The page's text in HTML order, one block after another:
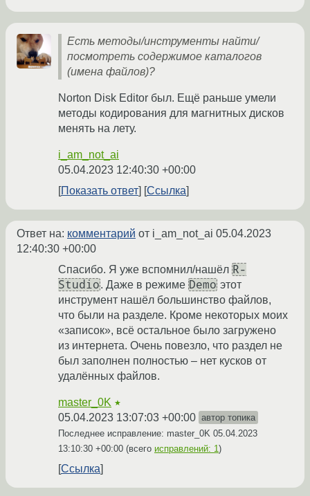
Есть методы/инструменты найти/
посмотреть содержимое каталогов
(имена файлов)?
Norton Disk Editor был. Ещё раньше умели
методы кодирования для магнитных дисков
менять на лету.
i_am_not_ai
05.04.2023 12:40:30 +00:00
Показать ответ
Ссылка
Ответ на: комментарий от i_am_not_ai 05.04.2023
12:40:30 +00:00
Спасибо. Я уже вспомнил/нашёл R-
Studio. Даже в режиме Demo этот
инструмент нашёл большинство файлов,
что были на разделе. Кроме некоторых моих
«записок», всё остальное было загружено
из интернета. Очень повезло, что раздел не
был заполнен полностью – нет кусков от
удалённых файлов.
master_0K ★
05.04.2023 13:07:03 +00:00 автор топика
Последнее исправление: master_0K 05.04.2023
13:10:30 +00:00 (всего исправлений: 1)
Ссылка